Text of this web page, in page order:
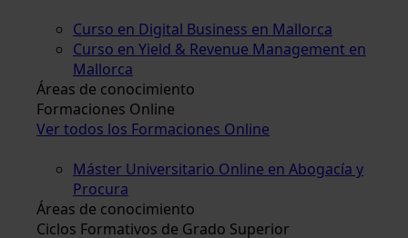
Curso en Digital Business en Mallorca
Curso en Yield & Revenue Management en
Mallorca
Áreas de conocimiento
Formaciones Online
Ver todos los Formaciones Online
Máster Universitario Online en Abogacía y
Procura
Áreas de conocimiento
Ciclos Formativos de Grado Superior